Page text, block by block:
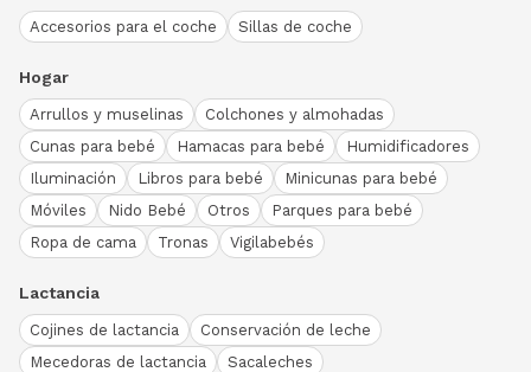
Accesorios para el coche Sillas de coche
Hogar
Arrullos y muselinas
Colchones y almohadas
Cunas para bebé
Hamacas para bebé
Humidificadores
Iluminación
Libros para bebé
Minicunas para bebé
Móviles
Nido Bebé Otros
Parques para bebé
Ropa de cama
Tronas Vigilabebés
Lactancia
Cojines de lactancia
Conservación de leche
Mecedoras de lactancia
Sacaleches